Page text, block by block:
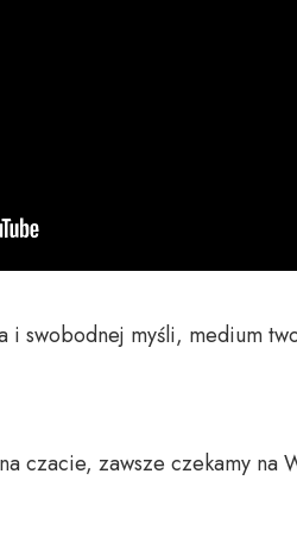
i swobodnej myśli, medium
czacie, zawsze czekamy na